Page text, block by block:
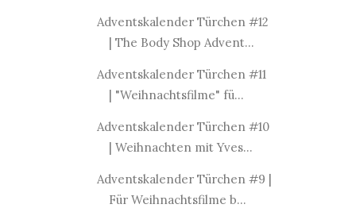
Adventskalender Türchen #12
| The Body Shop Advent...
Adventskalender Türchen #11
| "Weihnachtsfilme" fü...
Adventskalender Türchen #10
| Weihnachten mit Yves...
Adventskalender Türchen #9 |
Für Weihnachtsfilme b...